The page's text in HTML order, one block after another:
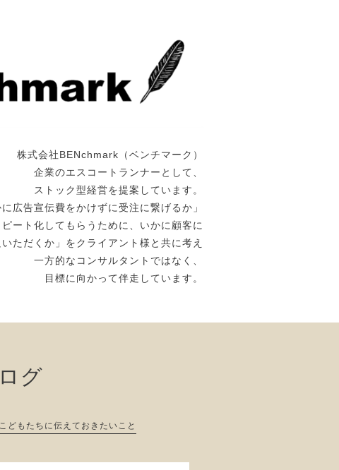
株式会社BENchmark（ベンチマーク）
企業のエスコートランナーとして、
ストック型経営を提案しています。
に広告宣伝費をかけずに受注に繋げるか」
ピート化してもらうために、いかに顧客に
いただくか」をクライアント様と共に考え
一方的なコンサルタントではなく、
目標に向かって伴走しています。
グ
こどもたちに伝えておきたいこと